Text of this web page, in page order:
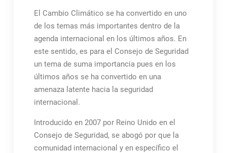
El Cambio Climático se ha convertido en uno
de los temas más importantes dentro de la
agenda internacional en los últimos años. En
este sentido, es para el Consejo de Seguridad
un tema de suma importancia pues en los
últimos años se ha convertido en una
amenaza latente hacia la seguridad
internacional.
Introducido en 2007 por Reino Unido en el
Consejo de Seguridad, se abogó por que la
comunidad internacional y en específico el